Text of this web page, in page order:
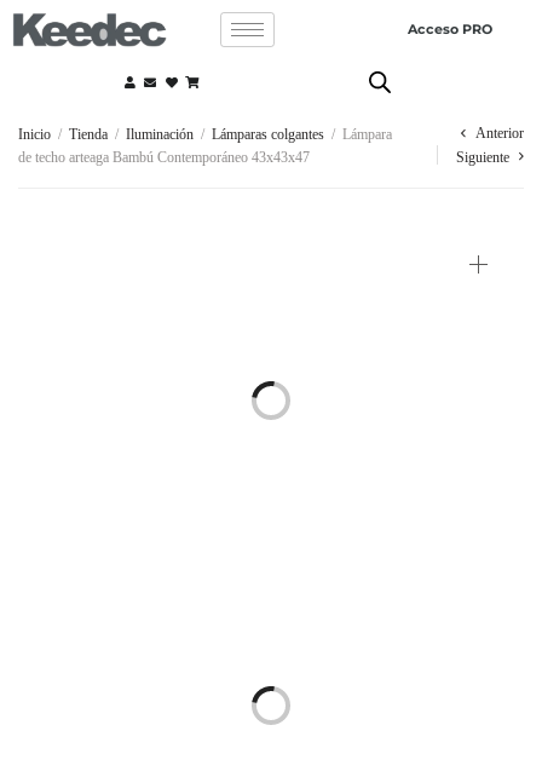
Acceso PRO
Inicio / Tienda / Iluminación / Lámparas colgantes / Lámpara
de techo arteaga Bambú Contemporáneo 43x43x47
Anterior
Siguiente